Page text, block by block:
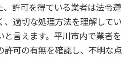
、許可を得ている業者は法令遵
、適切な処理方法を理解してい
と言えます。平川市内で業者を
許可の有無を確認し、不明な点